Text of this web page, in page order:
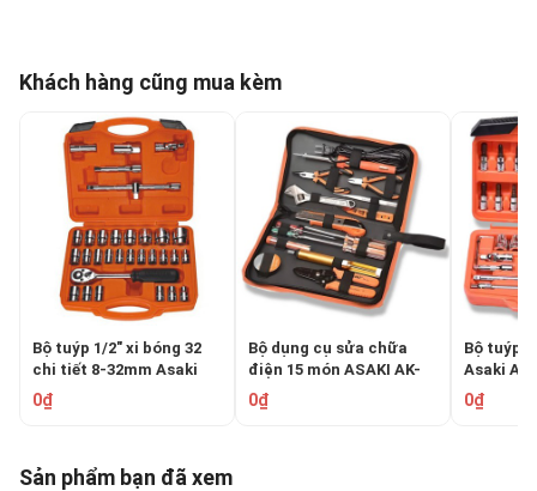
Khách hàng cũng mua kèm
Bộ tuýp 1/2" xi bóng 32
chi tiết 8-32mm Asaki
AK-9772
0₫
Bộ dụng cụ sửa chữa
điện 15 món ASAKI AK-
9830
0₫
Bộ tuýp
Asaki
0₫
Sản phẩm bạn đã xem